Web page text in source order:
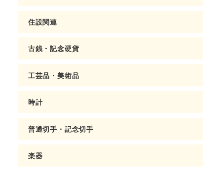
住設関連
古銭・記念硬貨
工芸品・美術品
時計
普通切手・記念切手
楽器